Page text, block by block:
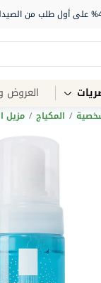
العروض
/ المكياج / مزيل